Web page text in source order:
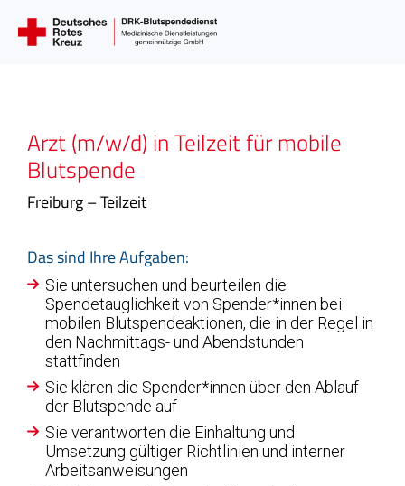
Arzt (m/w/d) in Teilzeit für mobile
Blutspende
Freiburg – Teilzeit
Das sind Ihre Aufgaben:
Sie untersuchen und beurteilen die
Spendetauglichkeit von Spender*innen bei
mobilen Blutspendeaktionen, die in der Regel in
den Nachmittags- und Abendstunden
stattfinden
Sie klären die Spender*innen über den Ablauf
der Blutspende auf
Sie verantworten die Einhaltung und
Umsetzung gültiger Richtlinien und interner
Arbeitsanweisungen